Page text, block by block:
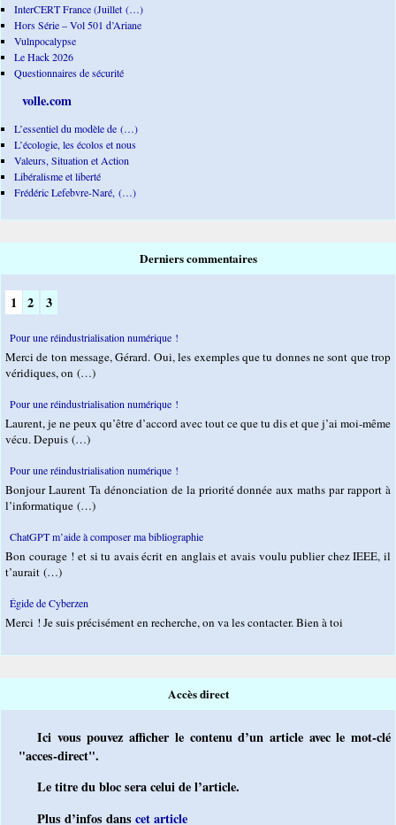
InterCERT France (Juillet (…)
Hors Série – Vol 501 d’Ariane
Vulnpocalypse
Le Hack 2026
Questionnaires de sécurité
volle.com
L’essentiel du modèle de (…)
L’écologie, les écolos et nous
Valeurs, Situation et Action
Libéralisme et liberté
Frédéric Lefebvre-Naré, (…)
Derniers commentaires
1 2 3
Pour une réindustrialisation numérique !
Merci de ton message, Gérard. Oui, les exemples que tu donnes ne sont que trop
véridiques, on (…)
Pour une réindustrialisation numérique !
Laurent, je ne peux qu’être d’accord avec tout ce que tu dis et que j’ai moi-même
vécu. Depuis (…)
Pour une réindustrialisation numérique !
Bonjour Laurent Ta dénonciation de la priorité donnée aux maths par rapport à
l’informatique (…)
ChatGPT m’aide à composer ma bibliographie
Bon courage ! et si tu avais écrit en anglais et avais voulu publier chez IEEE, il
t’aurait (…)
Égide de Cyberzen
Merci ! Je suis précisément en recherche, on va les contacter. Bien à toi
Accès direct
Ici vous pouvez afficher le contenu d’un article avec le mot-clé
"acces-direct".
Le titre du bloc sera celui de l’article.
Plus d’infos danscet article